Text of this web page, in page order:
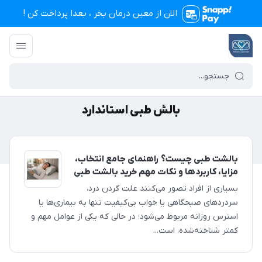
الان از معین درمان بخر ، بعدا پرداخت کن !
تجهیزات پزشکی معین درمان
بالش طبی استاندارد
بالشت طبی چیست؟ راهنمای جامع انتخاب،
مزایا، کاربردها و نکات مهم خرید بالشت طبی
بسیاری از افراد تصور می‌کنند علت گردن درد،
سردردهای صبحگاهی یا خواب بی‌کیفیت تنها به بیماری‌ها یا
استرس روزانه مربوط می‌شود؛ در حالی که یکی از عوامل مهم و
کمتر شناخته‌شده، است...